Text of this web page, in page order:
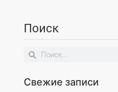
Поиск
Свежие записи